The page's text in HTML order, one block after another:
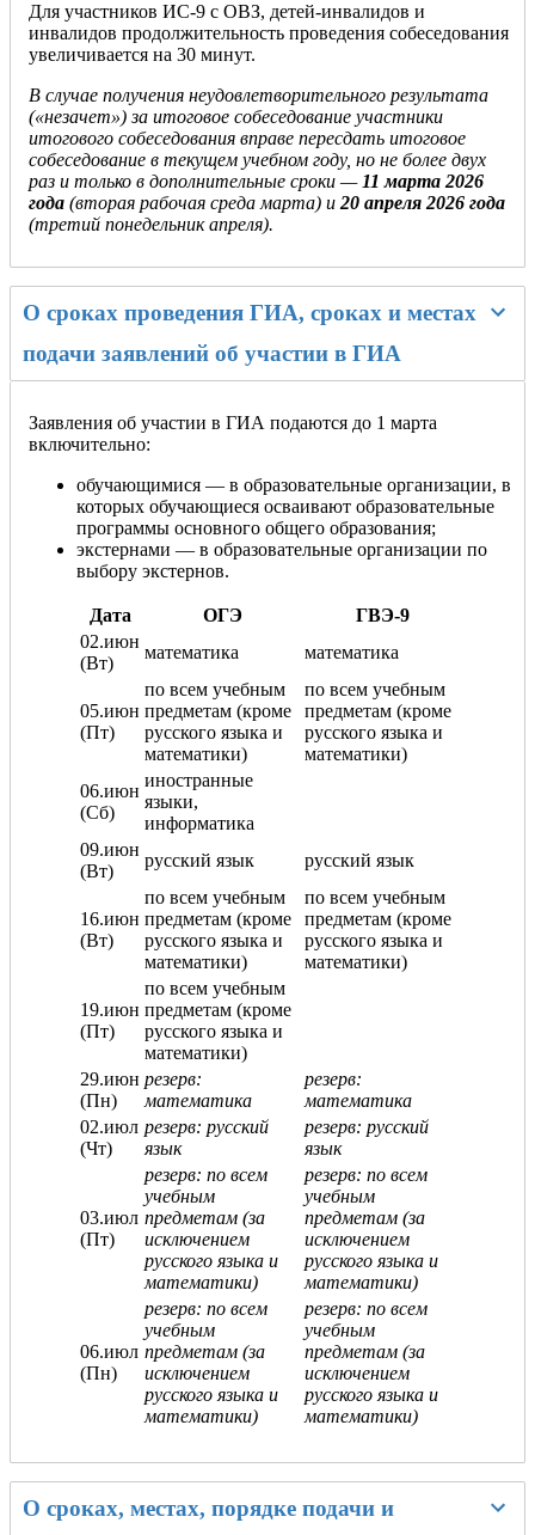
Для участников ИС-9 с ОВЗ, детей-инвалидов и
инвалидов продолжительность проведения собеседования
увеличивается на 30 минут.
В случае получения неудовлетворительного результата
(«незачет») за итоговое собеседование участники
итогового собеседования вправе пересдать итоговое
собеседование в текущем учебном году, но не более двух
раз и только в дополнительные сроки — 11 марта 2026
года (вторая рабочая среда марта) и 20 апреля 2026 года
(третий понедельник апреля).
О сроках проведения ГИА, сроках и местах
подачи заявлений об участии в ГИА
Заявления об участии в ГИА подаются до 1 марта
включительно:
обучающимися — в образовательные организации, в
которых обучающиеся осваивают образовательные
программы основного общего образования;
экстернами — в образовательные организации по
выбору экстернов.
Дата ОГЭ
ГВЭ-9
02.июн
(Вт)
математика математика
05.июн
(Пт)
по всем учебным
предметам (кроме
русского языка и
математики)
по всем учебным
предметам (кроме
русского языка и
математики)
06.июн
(Сб)
иностранные
языки,
информатика
09.июн
(Вт)
русский язык русский язык
16.июн
(Вт)
по всем учебным
предметам (кроме
русского языка и
математики)
по всем учебным
предметам (кроме
русского языка и
математики)
19.июн
(Пт)
по всем учебным
предметам (кроме
русского языка и
математики)
29.июн
(Пн)
резерв:
математика
резерв:
математика
02.июл
(Чт)
резерв: русский
язык
резерв: русский
язык
03.июл
(Пт)
резерв: по всем
учебным
предметам (за
исключением
русского языка и
математики)
резерв: по всем
учебным
предметам (за
исключением
русского языка и
математики)
06.июл
(Пн)
резерв: по всем
учебным
предметам (за
исключением
русского языка и
математики)
резерв: по всем
учебным
предметам (за
исключением
русского языка и
математики)
О сроках, местах, порядке подачи и